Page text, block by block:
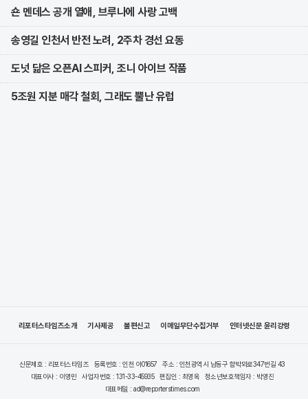
숀 멘데스 공개 열애, 브루나에 사랑 고백
송영길 인천서 반전 노려, 2주차 경선 요동
도넛 닮은 오픈AI 스피커, 조니 아이브 작품
5조원 지분 매각 철회, 그래도 뿔난 유럽
리포터스타임즈소개 기사제공 불편신고 이메일무단수집거부 인터넷신문 윤리강령
신문제호 : 리포터스타임즈 등록번호 : 인천 아01657
주소 : 인천광역시 남동구 함박뫼로347번길 43
대표이사 : 이영민
사업자번호 : 131-33-45935 편집인 : 최영옥
청소년보호책임자 : 박영진
대표메일 : ad@reporterstimes.com